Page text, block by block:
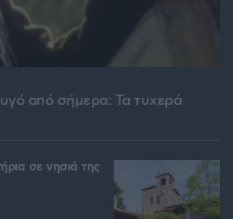
από σήμερα: Τα τυχερά
σε νησιά της